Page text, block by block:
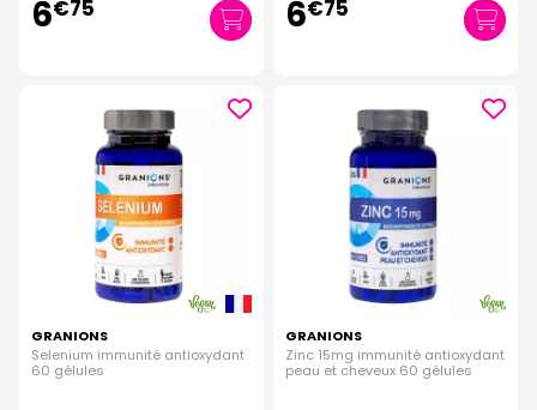
6€75 6€75
GRANIONS
Selenium immunité antioxydant
60 gélules
GRANIONS
Zinc 15mg immunité antioxydant
peau et cheveux 60 gélules